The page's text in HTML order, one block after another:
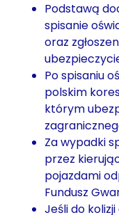
Podstawą
spisanie
oraz
Po spisaniu
polskim
którym
Za wypadki
przez
pojazdami
Fundusz
Jeśli do